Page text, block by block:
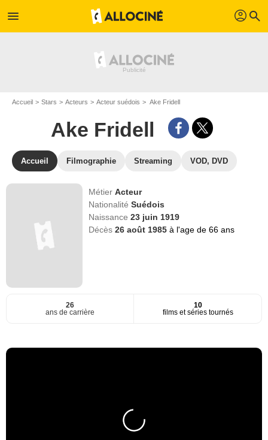
menu profil search
Accueil Stars Acteurs Acteur suédois Ake Fridell
Ake Fridell
Accueil Filmographie Streaming VOD, DVD
MétierActeur
NationalitéSuédois
Naissance23 juin 1919
Décès26 août 1985à l'age de 66 ans
26
ans de carrière
10
films et séries tournés